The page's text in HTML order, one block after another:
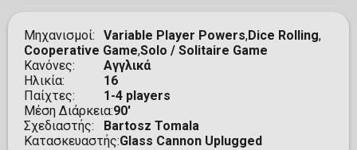
Μηχανισμοί Variable Player Powers,Dice Rolling,
Cooperative Game,Solo / Solitaire Game
Κανόνες
Αγγλικά
Ηλικία
16
Παίχτες
1-4 players
Μέση Διάρκεια 90'
Σχεδιαστής
Bartosz Tomala
Κατασκευαστής Glass Cannon Uplugged